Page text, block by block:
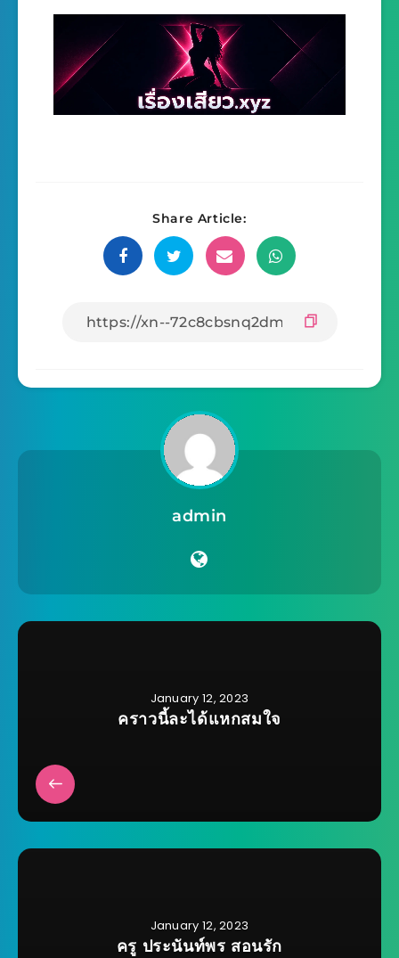
Share Article:
admin
January 12, 2023
คราวนี้ละได้แหกสมใจ
January 12, 2023
ครู ประนันท์พร สอนรัก